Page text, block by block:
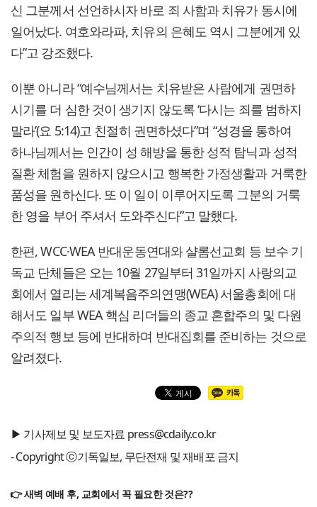
신 그분께서 선언하시자 바로 죄 사함과 치유가 동시에
일어났다. 여호와라파, 치유의 은혜도 역시 그분에게 있
다”고 강조했다.
이뿐 아니라 “예수님께서는 치유받은 사람에게 권면하
시기를 더 심한 것이 생기지 않도록 ‘다시는 죄를 범하지
말라’(요 5:14)고 친절히 권면하셨다”며 “성경을 통하여
하나님께서는 인간이 성 해방을 통한 성적 탐닉과 성적
질환 체험을 원하지 않으시고 행복한 가정생활과 거룩한
품성을 원하신다. 또 이 일이 이루어지도록 그분의 거룩
한 영을 부어 주셔서 도와주신다”고 말했다.
한편, WCC·WEA 반대운동연대와 샬롬선교회 등 보수 기
독교 단체들은 오는 10월 27일부터 31일까지 사랑의교
회에서 열리는 세계복음주의연맹(WEA) 서울총회에 대
해서도 일부 WEA 핵심 리더들의 종교 혼합주의 및 다원
주의적 행보 등에 반대하며 반대집회를 준비하는 것으로
알려졌다.
▶ 기사제보 및 보도자료 press@cdaily.co.kr
- Copyright ⓒ기독일보, 무단전재 및 재배포 금지
👉 새벽 예배 후, 교회에서 꼭 필요한 것은??